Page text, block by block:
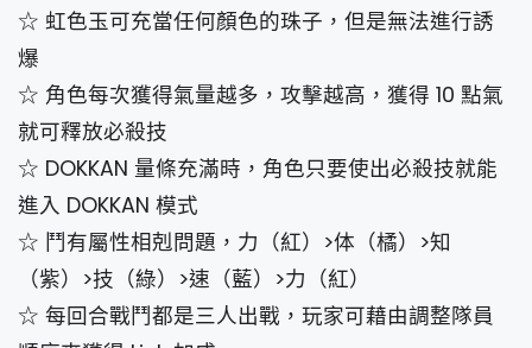
☆ 虹色玉可充當任何顏色的珠子，但是無法進行誘
爆
☆ 角色每次獲得氣量越多，攻擊越高，獲得 10 點氣
就可釋放必殺技
☆ DOKKAN 量條充滿時，角色只要使出必殺技就能
進入 DOKKAN 模式
☆ 鬥有屬性相剋問題，力（紅）>体（橘）>知
（紫）>技（綠）>速（藍）>力（紅）
☆ 每回合戰鬥都是三人出戰，玩家可藉由調整隊員